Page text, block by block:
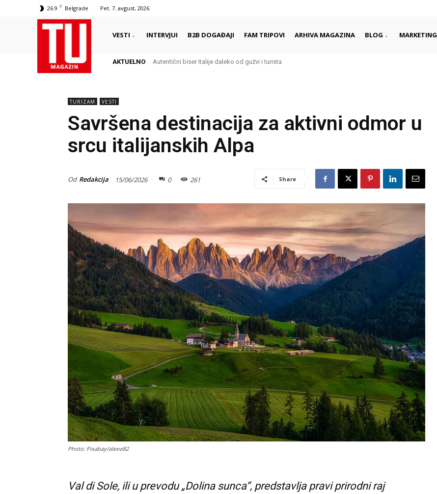
26.9 C Belgrade Pet. 7. avgust, 2026
VESTI INTERVJUI B2B DOGAĐAJI FAM TRIPOVI ARHIVA MAGAZINA BLOG MARKETING
AKTUELNO Autentični biser Italije daleko od gužvi i turista
TURIZAM VESTI
Savršena destinacija za aktivni odmor u
srcu italijanskih Alpa
Od Redakcija 15/06/2026 0 261 Share
Photo: Pixabay/alexvi82
Val di Sole, ili u prevodu „Dolina sunca“, predstavlja pravi prirodni raj